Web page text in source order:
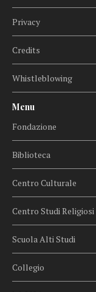
Privacy
Credits
Whistleblowing
Menu
Fondazione
Biblioteca
Centro Culturale
Centro Studi Religiosi
Scuola Alti Studi
Collegio